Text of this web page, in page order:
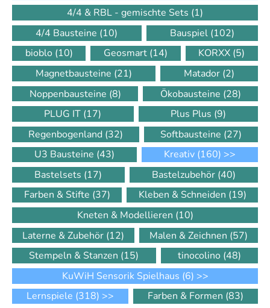
4/4 & RBL - gemischte Sets (1)
4/4 Bausteine (10) Bauspiel (102)
bioblo (10) Geosmart (14) KORXX (5)
Magnetbausteine (21) Matador (2)
Noppenbausteine (8) Ökobausteine (28)
PLUG IT (17) Plus Plus (9)
Regenbogenland (32) Softbausteine (27)
U3 Bausteine (43) Kreativ (160) >>
Bastelsets (17) Bastelzubehör (40)
Farben & Stifte (37) Kleben & Schneiden (19)
Kneten & Modellieren (10)
Laterne & Zubehör (12) Malen & Zeichnen (57)
Stempeln & Stanzen (15) tinocolino (48)
KuWiH Sensorik Spielhaus (6) >>
Lernspiele (318) >> Farben & Formen (83)